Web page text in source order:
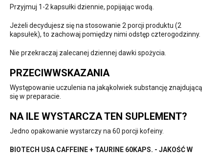
Przyjmuj 1-2 kapsułki dziennie, popijając wodą.
Jeżeli decydujesz się na stosowanie 2 porcji produktu (2
kapsułek), to zachowaj pomiędzy nimi odstęp czterogodzinny.
Nie przekraczaj zalecanej dziennej dawki spożycia.
PRZECIWWSKAZANIA
Występowanie uczulenia na jakąkolwiek substancję znajdującą
się w preparacie.
NA ILE WYSTARCZA TEN SUPLEMENT?
Jedno opakowanie wystarczy na 60 porcji kofeiny.
BIOTECH USA CAFFEINE + TAURINE 60KAPS. - JAKOŚĆ W